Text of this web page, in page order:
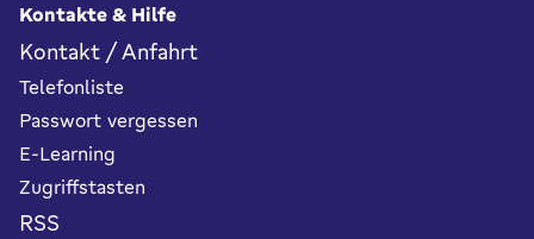
Kontakte & Hilfe
Kontakt / Anfahrt
Telefonliste
Passwort vergessen
E-Learning
Zugriffstasten
RSS